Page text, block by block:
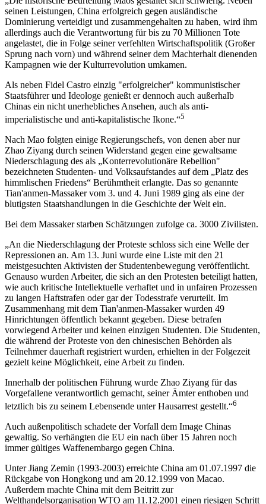
seinen Leistungen, China erfolgreich gegen ausländische
Dominierung verteidigt und zusammengehalten zu haben, wird ihm
allerdings auch die Verantwortung für bis zu 70 Millionen Tote
angelastet, die in Folge seiner verfehlten Wirtschaftspolitik (Großer
Sprung nach vorn) und während seiner dem Machterhalt dienenden
Kampagnen wie der Kulturrevolution umkamen.
Als neben Fidel Castro einzig "erfolgreicher" kommunistischer
Staatsführer und Ideologe genießt er dennoch auch außerhalb
Chinas ein nicht unerhebliches Ansehen, auch als anti-
imperialistische und anti-kapitalistische Ikone.“5
Nach Mao folgten einige Regierungschefs, von denen aber nur
Zhao Ziyang durch seinen Widerstand gegen eine gewaltsame
Niederschlagung des als „Konterrevolutionäre Rebellion"
bezeichneten Studenten- und Volksaufstandes auf dem „Platz des
himmlischen Friedens“ Berühmtheit erlangte. Das so genannte
Tian'anmen-Massaker vom 3. und 4. Juni 1989 ging als eine der
blutigsten Staatshandlungen in die Geschichte der Welt ein.
Bei dem Massaker starben Schätzungen zufolge ca. 3000 Zivilisten.
„An die Niederschlagung der Proteste schloss sich eine Welle der
Repressionen an. Am 13. Juni wurde eine Liste mit den 21
meistgesuchten Aktivisten der Studentenbewegung veröffentlicht.
Genauso wurden Arbeiter, die sich an den Protesten beteiligt hatten,
wie auch kritische Intellektuelle verhaftet und in unfairen Prozessen
zu langen Haftstrafen oder gar der Todesstrafe verurteilt. Im
Zusammenhang mit dem Tian'anmen-Massaker wurden 49
Hinrichtungen öffentlich bekannt gegeben. Diese betrafen
vorwiegend Arbeiter und keinen einzigen Studenten. Die Studenten,
die während der Proteste von den chinesischen Behörden als
Teilnehmer dauerhaft registriert wurden, erhielten in der Folgezeit
gezielt keine Möglichkeit, eine Arbeit zu finden.
Innerhalb der politischen Führung wurde Zhao Ziyang für das
Vorgefallene verantwortlich gemacht, seiner Ämter enthoben und
letztlich bis zu seinem Lebensende unter Hausarrest gestellt.“6
Auch außenpolitisch schadete der Vorfall dem Image Chinas
gewaltig. So verhängten die EU ein nach über 15 Jahren noch
immer gültiges Waffenembargo gegen China.
Unter Jiang Zemin (1993-2003) erreichte China am 01.07.1997 die
Rückgabe von Hongkong und am 20.12.1999 von Macao.
Außerdem machte China mit dem Beitritt zur
Welthandelsorganisation WTO am 11.12.2001 einen riesigen Schritt